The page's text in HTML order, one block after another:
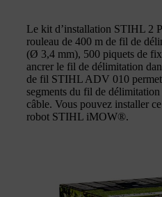
Le kit d’installation STIHL 2
rouleau de 400 m de fil de
(Ø 3,4 mm), 500 piquets de
ancrer le fil de délimitation
de fil STIHL ADV 010
segments du fil de
câble. Vous pouvez installer
robot STIHL iMOW®.